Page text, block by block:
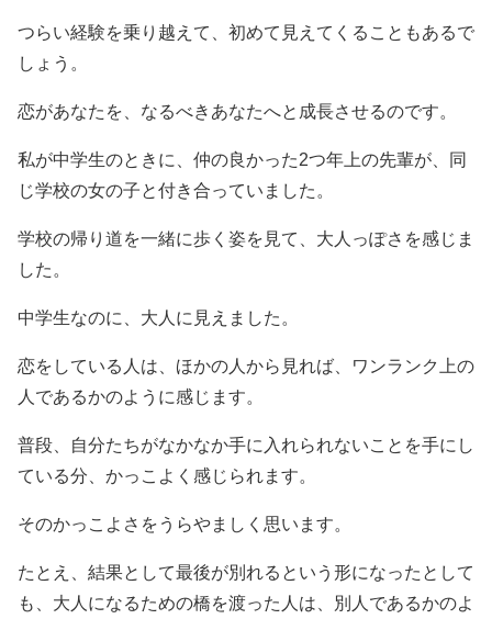
つらい経験を乗り越えて、初めて見えてくることもあるで
しょう。
恋があなたを、なるべきあなたへと成長させるのです。
私が中学生のときに、仲の良かった2つ年上の先輩が、同
じ学校の女の子と付き合っていました。
学校の帰り道を一緒に歩く姿を見て、大人っぽさを感じま
した。
中学生なのに、大人に見えました。
恋をしている人は、ほかの人から見れば、ワンランク上の
人であるかのように感じます。
普段、自分たちがなかなか手に入れられないことを手にし
ている分、かっこよく感じられます。
そのかっこよさをうらやましく思います。
たとえ、結果として最後が別れるという形になったとして
も、大人になるための橋を渡った人は、別人であるかのよ